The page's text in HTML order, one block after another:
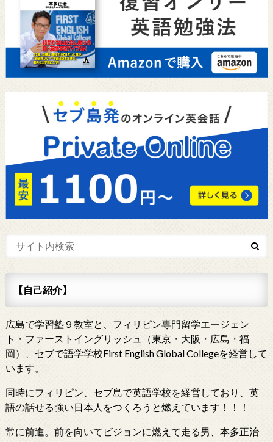
【自己紹介】
広島で学習塾９教室と、フィリピン専門留学エージェン
ト・ファーストイングリッシュ（東京・大阪・広島・福
岡）、セブで語学学校First English Global Collegeを経営して
います。
同時にフィリピン、セブ島で英語学校を経営しており、英
語の話せる強い日本人をつくろうと燃えています！！！
常に前進。前を向いてビジョンに燃えて走る男、本多正治